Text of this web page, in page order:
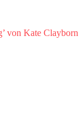
von Kate Clayborn